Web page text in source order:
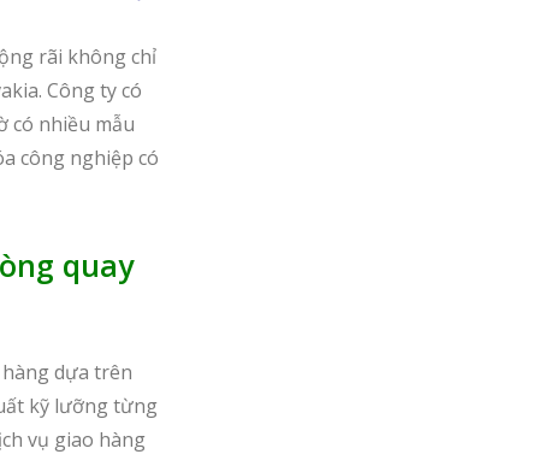
rãi không chỉ
Công ty có
có nhiều mẫu
công nghiệp có
quay
dựa trên
kỹ lưỡng từng
vụ giao hàng